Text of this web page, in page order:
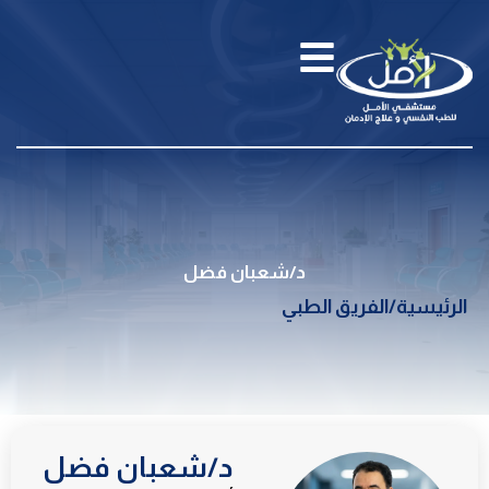
د/شعبان فضل
الرئيسية/الفريق الطبي
د/شعبان فضل